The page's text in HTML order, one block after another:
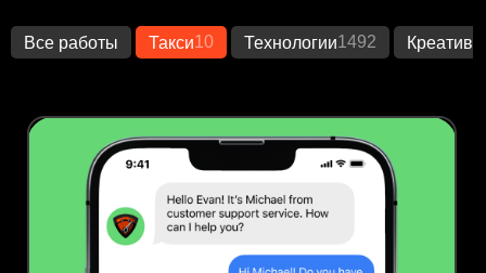
Все работы Такси10 Технологии1492 Креатив